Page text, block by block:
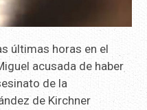
últimas horas en el
acusada de haber
de la
de Kirchner